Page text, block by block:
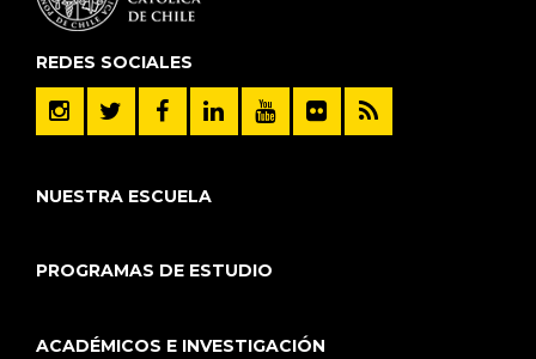
REDES SOCIALES
NUESTRA ESCUELA
PROGRAMAS DE ESTUDIO
ACADÉMICOS E INVESTIGACIÓN